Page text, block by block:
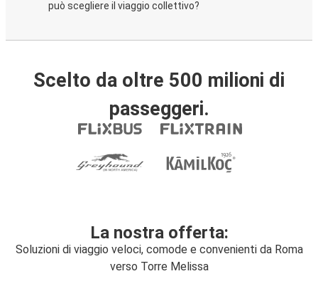
può scegliere il viaggio collettivo?
Scelto da oltre 500 milioni di
passeggeri.
La nostra offerta:
Soluzioni di viaggio veloci, comode e convenienti da Roma
verso Torre Melissa